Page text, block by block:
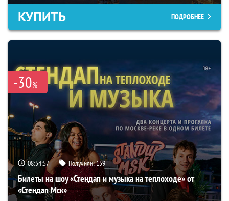
КУПИТЬ ПОДРОБНЕЕ
-30%
08:54:55 Получили:159
Билеты на шоу «Стендап и музыка на теплоходе» от
«Стендап Мск»